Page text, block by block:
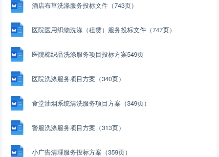
酒店布草洗涤服务投标文件（743页）
医院医用织物洗涤（租赁）服务投标文件（747页）
医院棉织品洗涤服务项目投标方案549页
医院洗涤服务项目方案（340页）
食堂油烟系统清洗服务项目方案（349页）
警服洗涤服务项目方案（313页）
小广告清理服务投标方案（359页）